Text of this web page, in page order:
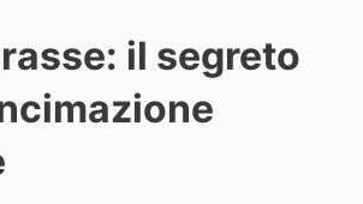
il segreto